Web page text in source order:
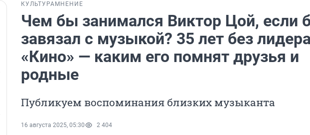
КУЛЬТУРА МНЕНИЕ
Чем бы занимался Виктор Цой, если
завязал с музыкой? 35 лет без
«Кино» — каким его помнят друзья и
родные
Публикуем воспоминания близких музыканта
16 августа 2025, 05:30 2 404